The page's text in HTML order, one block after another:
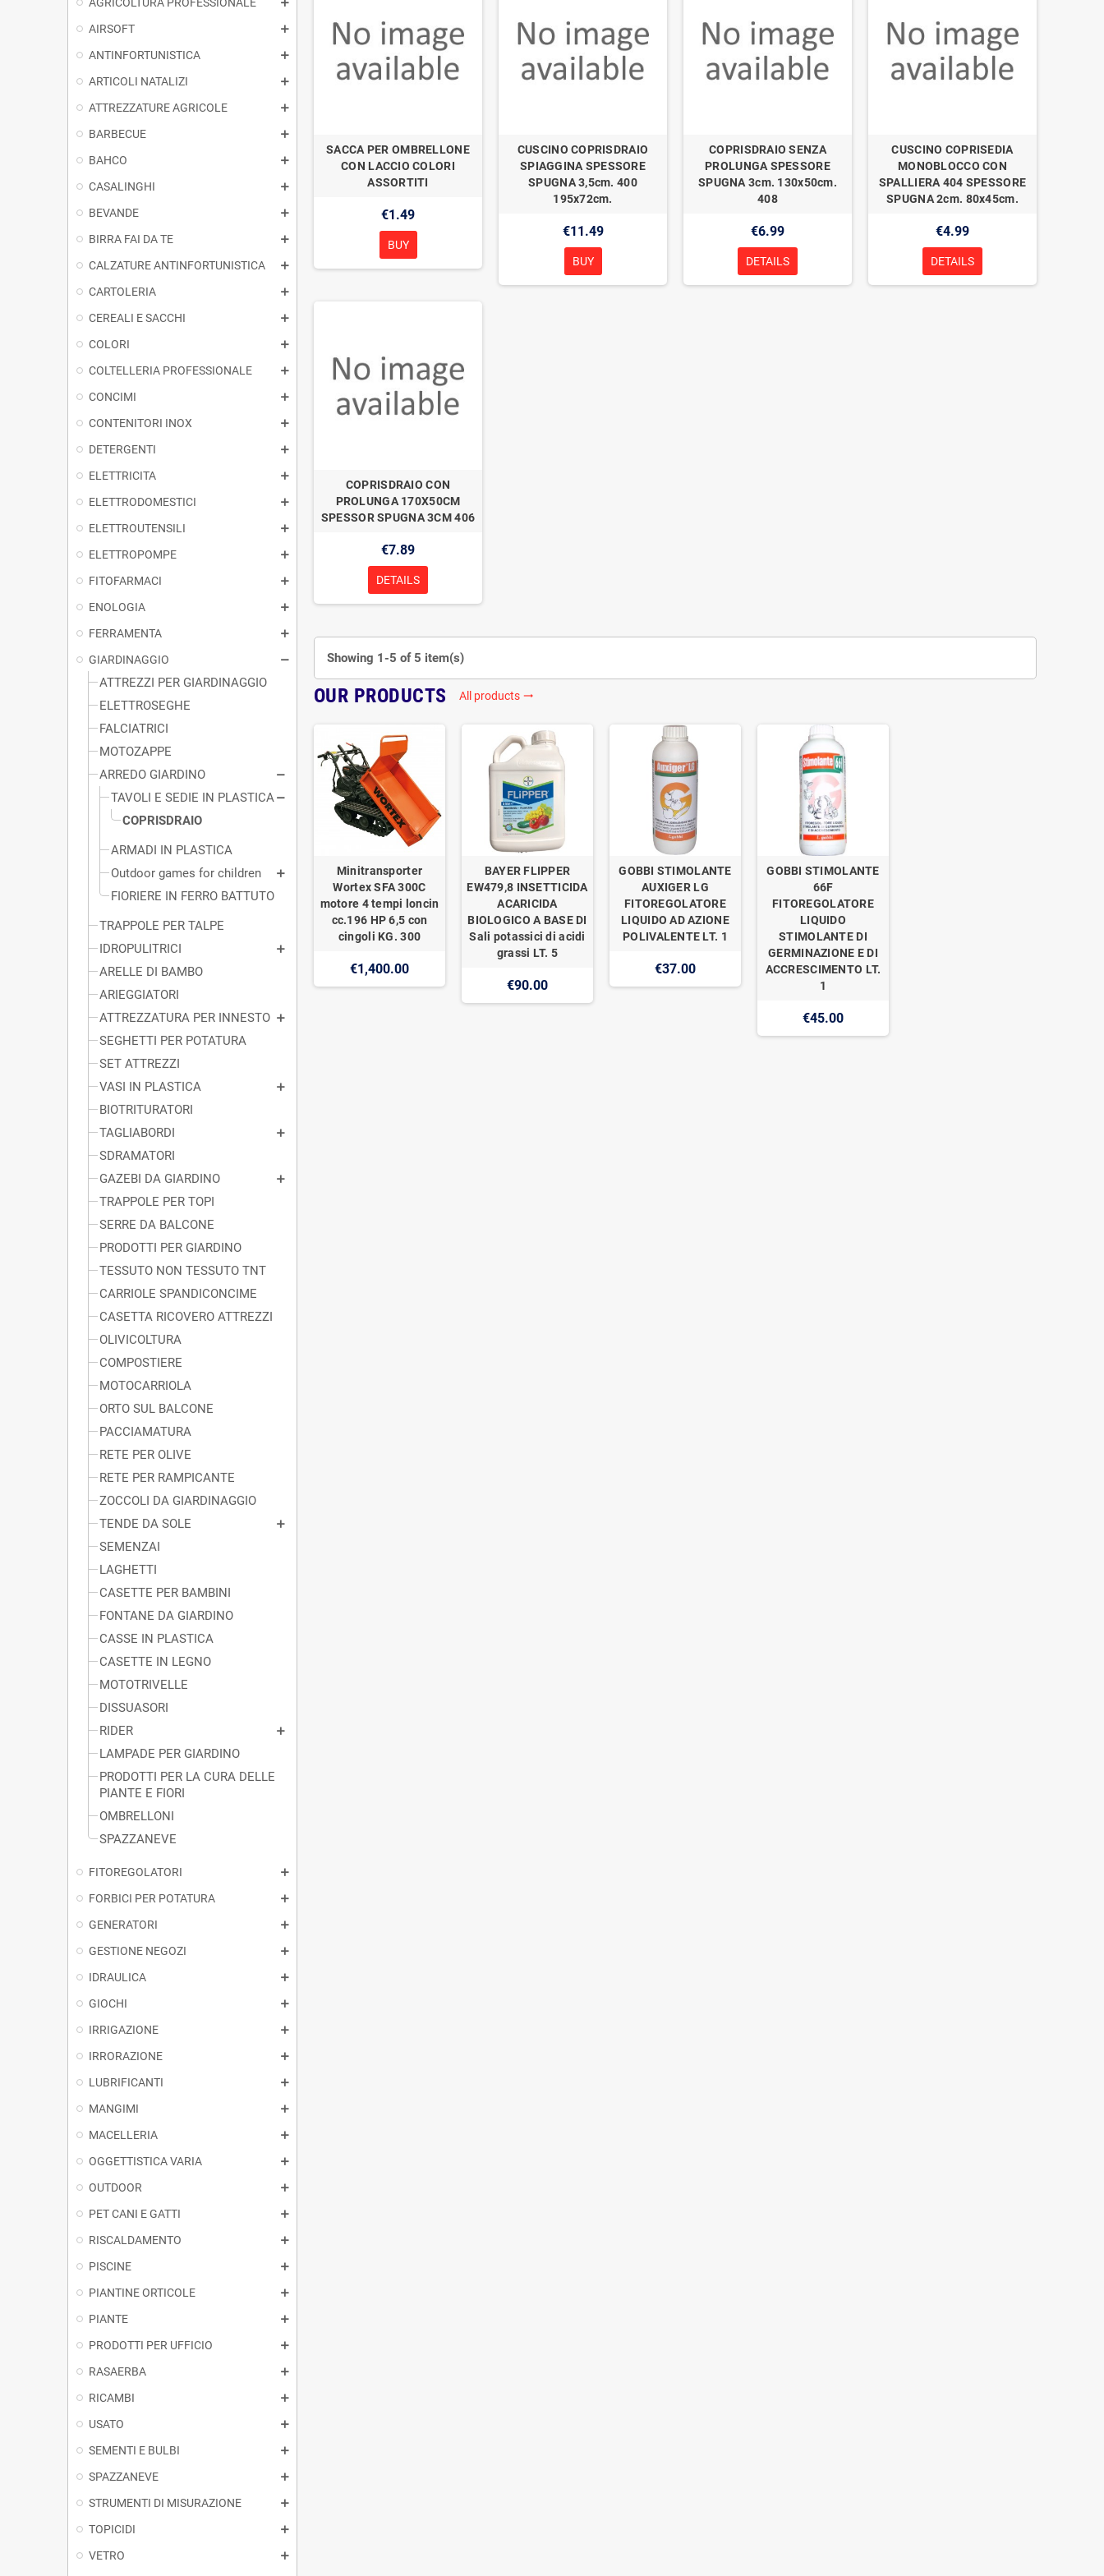
AIRSOFT
ANTINFORTUNISTICA
ARTICOLI NATALIZI
ATTREZZATURE AGRICOLE
BARBECUE
BAHCO
CASALINGHI
BEVANDE
BIRRA FAI DA TE
CALZATURE ANTINFORTUNISTICA
CARTOLERIA
CEREALI E SACCHI
COLORI
COLTELLERIA PROFESSIONALE
CONCIMI
CONTENITORI INOX
DETERGENTI
ELETTRICITA
ELETTRODOMESTICI
ELETTROUTENSILI
ELETTROPOMPE
FITOFARMACI
ENOLOGIA
FERRAMENTA
GIARDINAGGIO
ATTREZZI PER GIARDINAGGIO
ELETTROSEGHE
FALCIATRICI
MOTOZAPPE
ARREDO GIARDINO
TAVOLI E SEDIE IN PLASTICA
COPRISDRAIO
ARMADI IN PLASTICA
Outdoor games for children
FIORIERE IN FERRO BATTUTO
TRAPPOLE PER TALPE
IDROPULITRICI
ARELLE DI BAMBO
ARIEGGIATORI
ATTREZZATURA PER INNESTO
SEGHETTI PER POTATURA
SET ATTREZZI
VASI IN PLASTICA
BIOTRITURATORI
TAGLIABORDI
SDRAMATORI
GAZEBI DA GIARDINO
TRAPPOLE PER TOPI
SERRE DA BALCONE
PRODOTTI PER GIARDINO
TESSUTO NON TESSUTO TNT
CARRIOLE SPANDICONCIME
CASETTA RICOVERO ATTREZZI
OLIVICOLTURA
COMPOSTIERE
MOTOCARRIOLA
ORTO SUL BALCONE
PACCIAMATURA
RETE PER OLIVE
RETE PER RAMPICANTE
ZOCCOLI DA GIARDINAGGIO
TENDE DA SOLE
SEMENZAI
LAGHETTI
CASETTE PER BAMBINI
FONTANE DA GIARDINO
CASSE IN PLASTICA
CASETTE IN LEGNO
MOTOTRIVELLE
DISSUASORI
RIDER
LAMPADE PER GIARDINO
PRODOTTI PER LA CURA DELLE
PIANTE E FIORI
OMBRELLONI
SPAZZANEVE
FITOREGOLATORI
FORBICI PER POTATURA
GENERATORI
GESTIONE NEGOZI
IDRAULICA
GIOCHI
IRRIGAZIONE
IRRORAZIONE
LUBRIFICANTI
MANGIMI
MACELLERIA
OGGETTISTICA VARIA
OUTDOOR
PET CANI E GATTI
RISCALDAMENTO
PISCINE
PIANTINE ORTICOLE
PIANTE
PRODOTTI PER UFFICIO
RASAERBA
RICAMBI
USATO
SEMENTI E BULBI
SPAZZANEVE
STRUMENTI DI MISURAZIONE
TOPICIDI
VETRO
SACCA PER OMBRELLONE
CON LACCIO COLORI
ASSORTITI
€1.49
BUY
CUSCINO COPRISDRAIO
SPIAGGINA SPESSORE
SPUGNA 3,5cm. 400
195x72cm.
€11.49
BUY
COPRISDRAIO SENZA
PROLUNGA SPESSORE
SPUGNA 3cm. 130x50cm.
408
€6.99
DETAILS
CUSCINO COPRISEDIA
MONOBLOCCO CON
SPALLIERA 404 SPESSORE
SPUGNA 2cm. 80x45cm.
€4.99
DETAILS
COPRISDRAIO CON
PROLUNGA 170X50CM
SPESSOR SPUGNA 3CM 406
€7.89
DETAILS
Showing 1-5 of 5 item(s)
OUR PRODUCTS All products trending_flat
Minitransporter
Wortex SFA 300C
motore 4 tempi loncin
cc.196 HP 6,5 con
cingoli KG. 300
€1,400.00
BAYER FLIPPER
EW479,8 INSETTICIDA
ACARICIDA
BIOLOGICO A BASE DI
Sali potassici di acidi
grassi LT. 5
€90.00
GOBBI STIMOLANTE
AUXIGER LG
FITOREGOLATORE
LIQUIDO AD AZIONE
POLIVALENTE LT. 1
€37.00
GOBBI STIMOLANTE
66F
FITOREGOLATORE
LIQUIDO
STIMOLANTE DI
GERMINAZIONE E DI
ACCRESCIMENTO LT.
1
€45.00